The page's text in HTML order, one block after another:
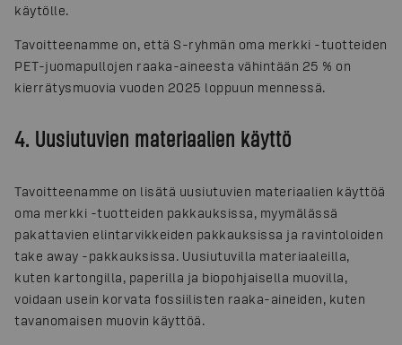
käytölle.
Tavoitteenamme on, että S-ryhmän oma merkki -tuotteiden
PET-juomapullojen raaka-aineesta vähintään 25 % on
kierrätysmuovia vuoden 2025 loppuun mennessä.
4. Uusiutuvien materiaalien käyttö
Tavoitteenamme on lisätä uusiutuvien materiaalien käyttöä
oma merkki -tuotteiden pakkauksissa, myymälässä
pakattavien elintarvikkeiden pakkauksissa ja ravintoloiden
take away -pakkauksissa. Uusiutuvilla materiaaleilla,
kuten kartongilla, paperilla ja biopohjaisella muovilla,
voidaan usein korvata fossiilisten raaka-aineiden, kuten
tavanomaisen muovin käyttöä.